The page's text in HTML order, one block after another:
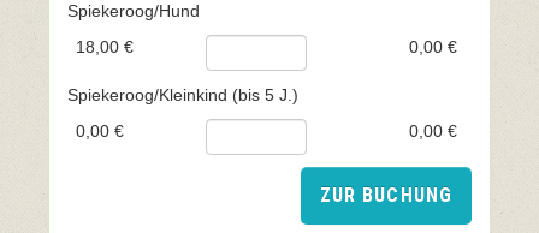
Spiekeroog/Hund
18,00 €
0,00 €
Spiekeroog/Kleinkind (bis 5 J.)
0,00 €
0,00 €
ZUR BUCHUNG